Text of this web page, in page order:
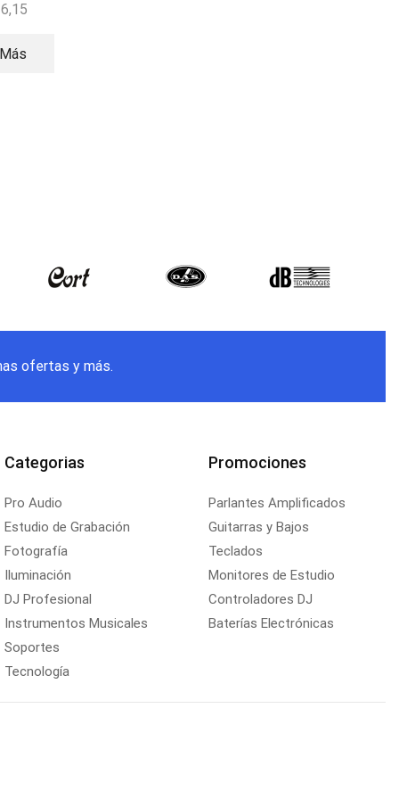
PRO
ofertas y más.
Categorias
Pro Audio
Estudio de Grabación
Fotografía
Iluminación
DJ Profesional
Instrumentos Musicales
Soportes
Tecnología
Promociones
Parlantes Amplificados
Guitarras y Bajos
Teclados
Monitores de Estudio
Controladores DJ
Baterías Electrónicas